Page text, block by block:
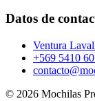
Datos de
Ventura
+569 5410
© 2026 Mochilas